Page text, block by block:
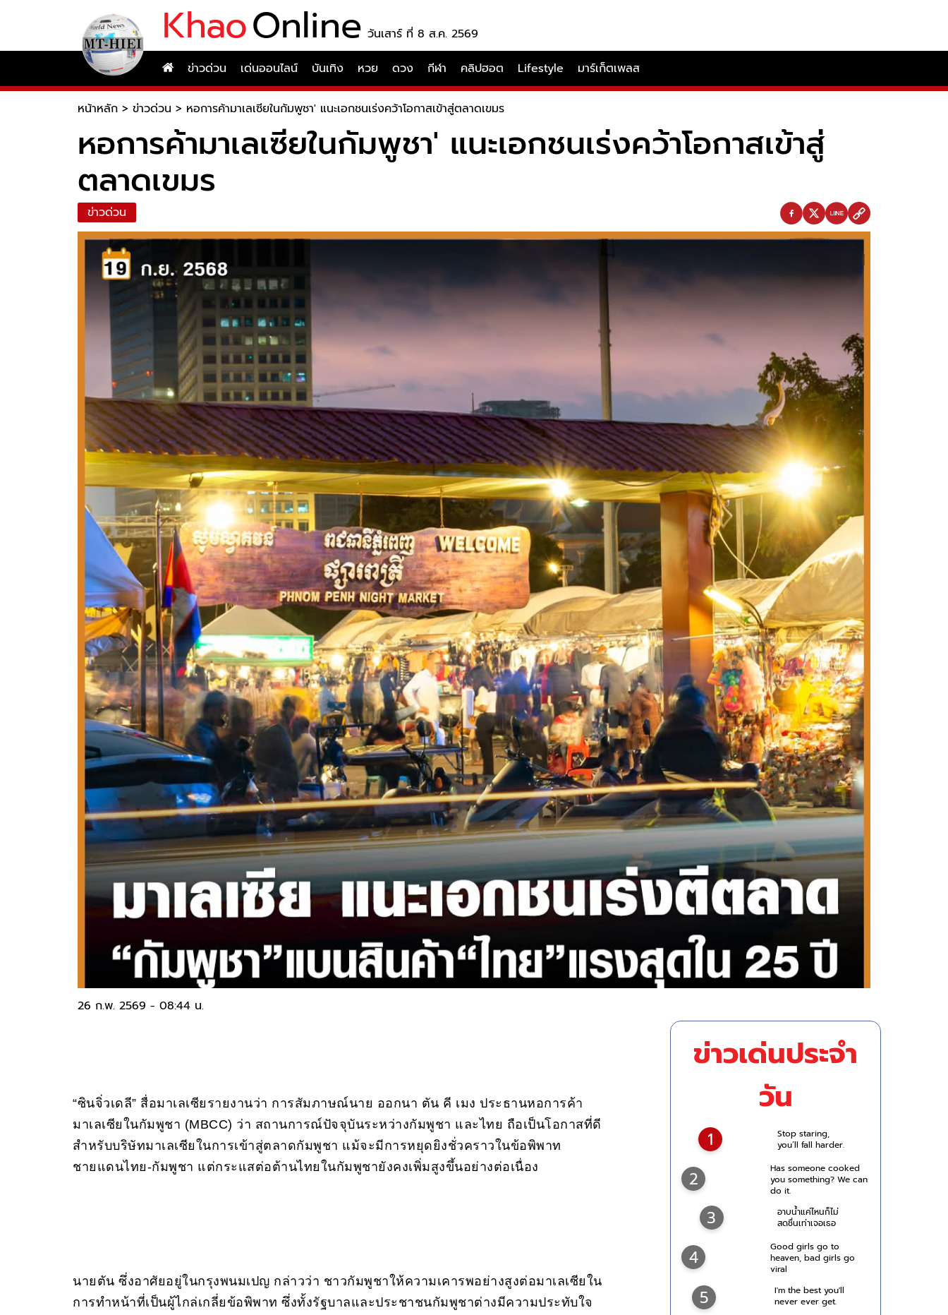
KhaoOnline วันเสาร์ ที่ 8 ส.ค. 2569
ข่าวด่วน เด่นออนไลน์ บันเทิง หวย ดวง กีฬา คลิปฮอต Lifestyle มาร์เก็ตเพลส
หน้าหลัก > ข่าวด่วน > หอการค้ามาเลเซียในกัมพูชา' แนะเอกชนเร่งคว้าโอกาสเข้าสู่ตลาดเขมร
หอการค้ามาเลเซียในกัมพูชา' แนะเอกชนเร่งคว้าโอกาสเข้าสู่
ตลาดเขมร
ข่าวด่วน
26 ก.พ. 2569 - 08:44 น.
“ซินจิ่วเดลี” สื่อมาเลเซียรายงานว่า การสัมภาษณ์นาย ออกนา ตัน คี เมง ประธานหอการค้า
มาเลเซียในกัมพูชา (MBCC) ว่า สถานการณ์ปัจจุบันระหว่างกัมพูชา และไทย ถือเป็นโอกาสที่ดี
สำหรับบริษัทมาเลเซียในการเข้าสู่ตลาดกัมพูชา แม้จะมีการหยุดยิงชั่วคราวในข้อพิพาท
ชายแดนไทย-กัมพูชา แต่กระแสต่อต้านไทยในกัมพูชายังคงเพิ่มสูงขึ้นอย่างต่อเนื่อง
นายตัน ซึ่งอาศัยอยู่ในกรุงพนมเปญ กล่าวว่า ชาวกัมพูชาให้ความเคารพอย่างสูงต่อมาเลเซียใน
การทำหน้าที่เป็นผู้ไกล่เกลี่ยข้อพิพาท ซึ่งทั้งรัฐบาลและประชาชนกัมพูชาต่างมีความประทับใจ
ข่าวเด่นประจำ
วัน
1
Stop staring,
you’ll fall harder.
2
Has someone cooked
you something? We can
do it.
3
อาบน้ำแค่ไหนก็ไม่
สดชื่นเท่าเจอเธอ
4
Good girls go to
heaven, bad girls go
viral
5
I'm the best you'll
never ever get.